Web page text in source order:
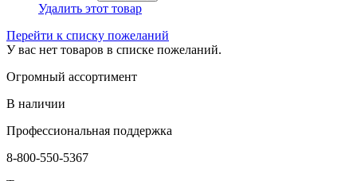
Удалить этот товар
Перейти к списку пожеланий
У вас нет товаров в списке пожеланий.
Огромный ассортимент
В наличии
Профессиональная поддержка
8-800-550-5367